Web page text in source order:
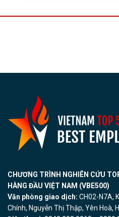
CHƯƠNG TRÌNH NGHIÊN CỨU
HÀNG ĐẦU VIỆT NAM (VBE500)
Văn phòng giao dịch: CH02-N7A,
Chính, Nguyễn Thị Thập, Yên Hoà,